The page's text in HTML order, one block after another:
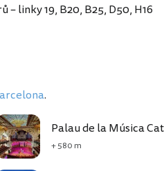
– linky 19, B20, B25, D50, H16
.
Palau de la Música
+ 580 m